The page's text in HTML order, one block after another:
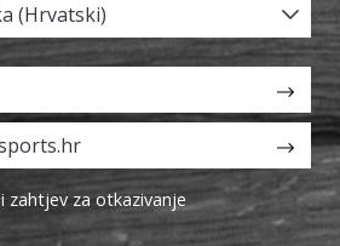
(Hrvatski)
zahtjev za otkazivanje